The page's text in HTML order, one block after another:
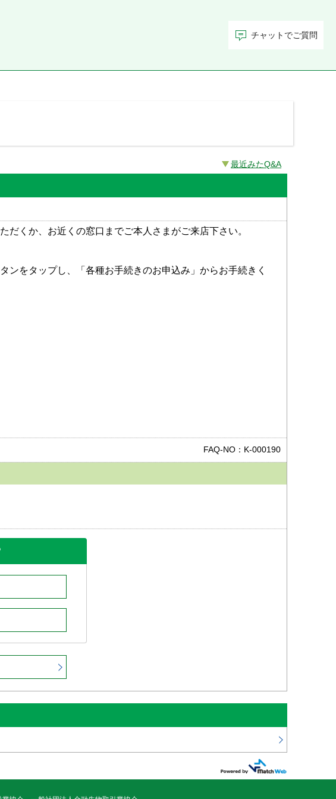
チャットでご質問
最近みたQ&A
くか、お近くの窓口までご本人さまがご来店下さい。
をタップし、「各種お手続きのお申込み」からお手続きく
FAQ-NO：K-000190